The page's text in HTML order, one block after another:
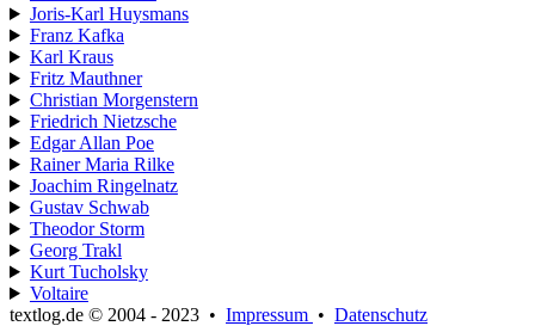
Joris-Karl Huysmans
Franz Kafka
Karl Kraus
Fritz Mauthner
Christian Morgenstern
Friedrich Nietzsche
Edgar Allan Poe
Rainer Maria Rilke
Joachim Ringelnatz
Gustav Schwab
Theodor Storm
Georg Trakl
Kurt Tucholsky
Voltaire
textlog.de © 2004 - 2023 • Impressum • Datenschutz